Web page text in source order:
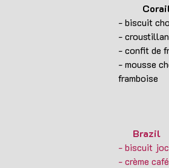
- biscuit
-
- confit de
- mousse
framboise
Brazil
- biscuit
- crème café